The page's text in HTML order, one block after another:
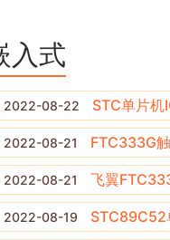
入式
2022-08-22 STC单片机
2022-08-21 FTC333G
2022-08-21 飞翼
2022-08-19 STC89C52